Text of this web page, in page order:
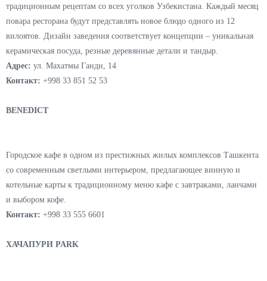
в хоспере, в соусах, кляре. Интерьер заведения логично исполнен в
морской тематике в бело-синих тонах.
Адрес:ул. Баходыра, 2/2
Контакт:+998 88 100 22 99
OZBEGIM Restaurant
повара ресторана будут представлять новое блюдо одного из 12
вилоятов. Дизайн заведения соответствует концепции – уникальная
керамическая посуда, резные деревянные детали и тандыр.
Адрес:ул. Махатмы Ганди, 14
Контакт: +998 33 851 52 53
BENEDICT